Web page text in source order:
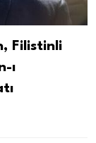
Filistinli
ı